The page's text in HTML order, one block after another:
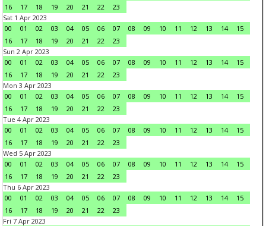
16
17 18 19 20 21 22
23
Sat 1 Apr 2023
00
01 02 03 04 05 06 07 08 09 10 11 12 13 14
15
16
17 18 19 20 21 22
23
Sun 2 Apr 2023
00
01 02 03 04 05 06 07 08 09 10 11 12 13 14
15
16
17 18 19 20 21 22
23
Mon 3 Apr 2023
00
01 02 03 04 05 06 07 08 09 10 11 12 13 14
15
16
17 18 19 20 21 22
23
Tue 4 Apr 2023
00
01 02 03 04 05 06 07 08 09 10 11 12 13 14
15
16
17 18 19 20 21 22
23
Wed 5 Apr 2023
00
01 02 03 04 05 06 07 08 09 10 11 12 13 14
15
16
17 18 19 20 21 22
23
Thu 6 Apr 2023
00
01 02 03 04 05 06 07 08 09 10 11 12 13 14
15
16
17 18 19 20 21 22
23
Fri 7 Apr 2023